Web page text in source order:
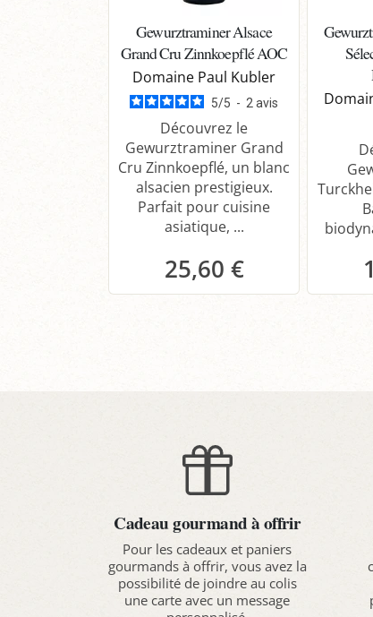
Gewurztraminer Alsace
Grand Cru Zinnkoepflé AOC
Domaine Paul Kubler
5/5 - 2 avis
Découvrez le
Gewurztraminer Grand
Cru Zinnkoepflé, un blanc
alsacien prestigieux.
Parfait pour cuisine
asiatique, ...
25,60 €
Cadeau gourmand à offrir
Pour les cadeaux et paniers
gourmands à offrir, vous avez la
possibilité de joindre au colis
une carte avec un message